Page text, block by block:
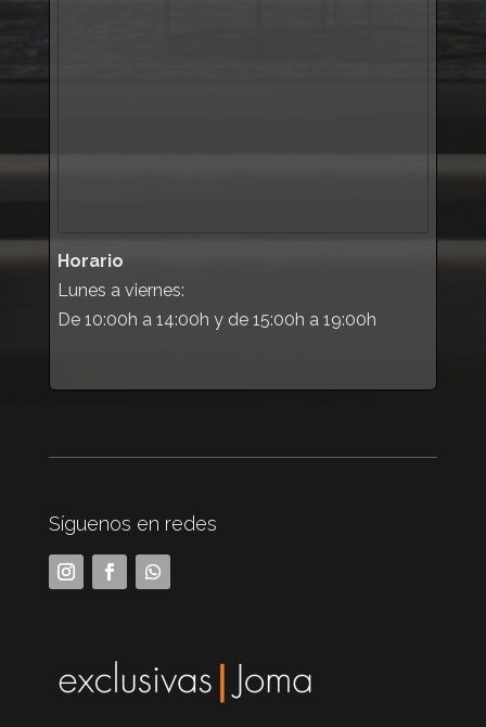
Horario
Lunes a viernes:
De 10:00h a 14:00h y de 15:00h a 19:00h
Síguenos en redes